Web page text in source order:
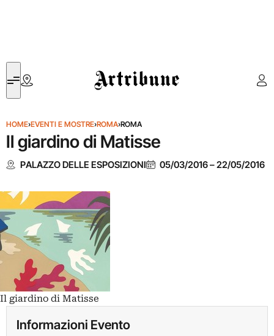
Artribune
HOME›EVENTI E MOSTRE›ROMA›ROMA
Il giardino di Matisse
PALAZZO DELLE ESPOSIZIONI 05/03/2016–22/05/2016
Il giardino di Matisse
Informazioni Evento